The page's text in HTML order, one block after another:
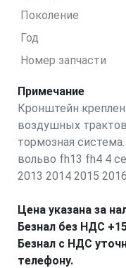
Поколение
Год
Номер запчасти
Примечание
Кронштейн
воздушных
тормозная
вольво fh13 fh4 4
2013 2014 2015
Цена указана за
Безнал без НДС
Безнал с НДС
телефону.